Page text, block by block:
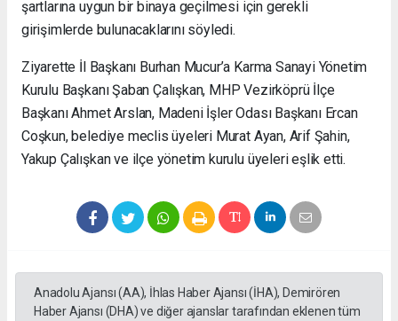
şartlarına uygun bir binaya geçilmesi için gerekli
girişimlerde bulunacaklarını söyledi.
Ziyarette İl Başkanı Burhan Mucur’a Karma Sanayi Yönetim
Kurulu Başkanı Şaban Çalışkan, MHP Vezirköprü İlçe
Başkanı Ahmet Arslan, Madeni İşler Odası Başkanı Ercan
Coşkun, belediye meclis üyeleri Murat Ayan, Arif Şahin,
Yakup Çalışkan ve ilçe yönetim kurulu üyeleri eşlik etti.
Anadolu Ajansı (AA), İhlas Haber Ajansı (İHA), Demirören
Haber Ajansı (DHA) ve diğer ajanslar tarafından eklenen tüm